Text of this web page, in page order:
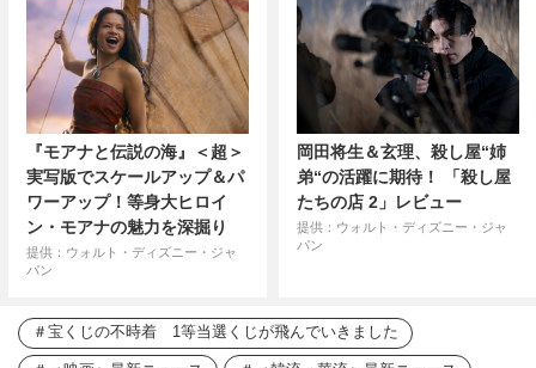
『モアナと伝説の海』＜超＞
実写版でスケールアップ＆パ
ワーアップ！等身大ヒロイ
ン・モアナの魅力を深掘り
提供：ウォルト・ディズニー・ジャ
パン
岡田将生＆玄理、殺し屋“姉
弟“の活躍に期待！ 「殺し屋
たちの店 2」レビュー
提供：ウォルト・ディズニー・ジャ
パン
宝くじの不時着 1等当選くじが飛んでいきました